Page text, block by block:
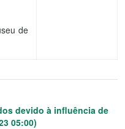
de
devido à influência de
05:00)